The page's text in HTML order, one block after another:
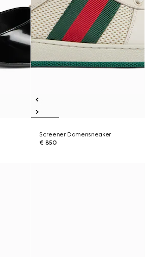
Screener Damensneaker
€ 850